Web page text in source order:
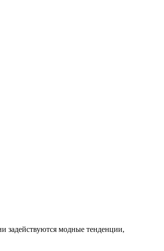
задействуются модные тенденции,